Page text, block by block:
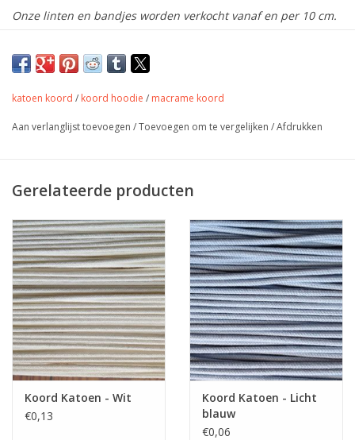
Onze linten en bandjes worden verkocht vanaf en per 10 cm.
Wil je een meter bestellen, vul dan "10" als aantal in.
De stof wordt uiteraard uit 1 stuk geknipt!
Geweven katoenen koord.
Breedte
3,5 mm
Toepassing
afwerking in kleding,
accessoires, tassen, …
Stretch
Nee
katoen koord / koord hoodie / macrame koord
Aan verlanglijst toevoegen /Toevoegen om te vergelijken /Afdrukken
Gerelateerde producten
Koord Katoen - Wit
€0,13
Koord Katoen - Licht
blauw
€0,06